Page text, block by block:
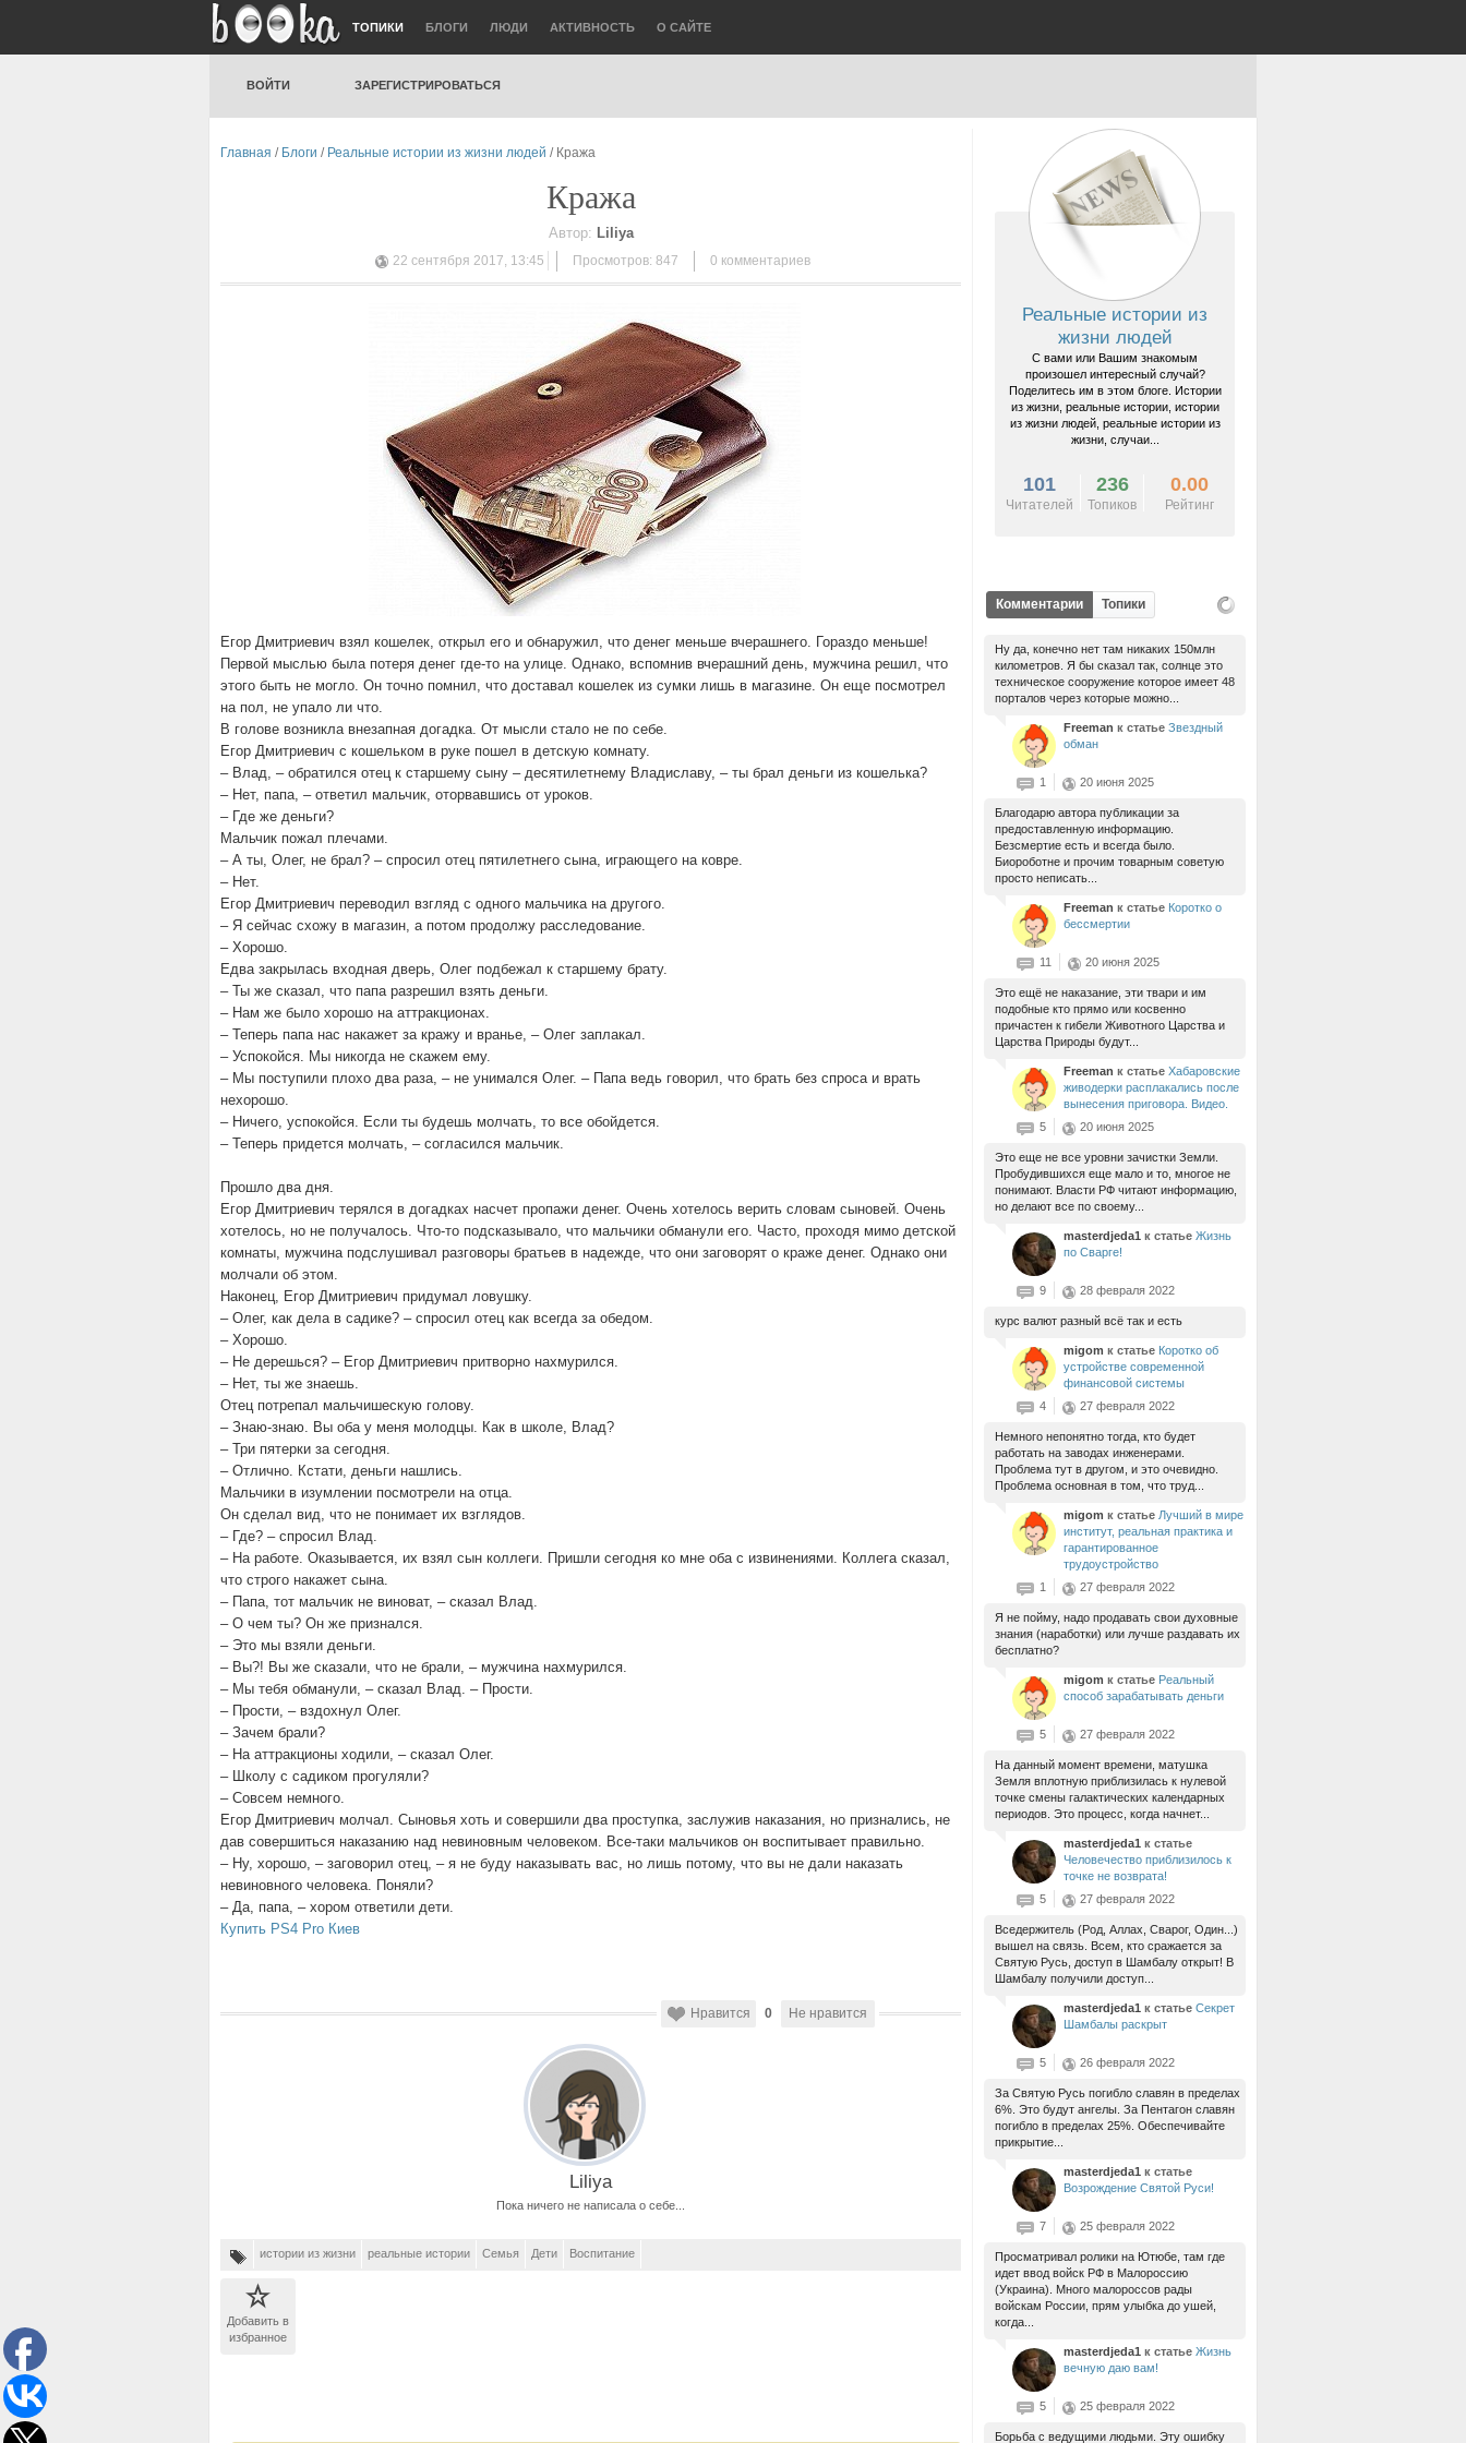
ТОПИКИ БЛОГИ ЛЮДИ АКТИВНОСТЬ О САЙТЕ
ВОЙТИ ЗАРЕГИСТРИРОВАТЬСЯ
Главная / Блоги / Реальные истории из жизни людей / Кража
Кража
Автор: Liliya
22 сентября 2017, 13:45 Просмотров: 847 0 комментариев
Егор Дмитриевич взял кошелек, открыл его и обнаружил, что денег меньше вчерашнего. Гораздо меньше!
Первой мыслью была потеря денег где-то на улице. Однако, вспомнив вчерашний день, мужчина решил, что
этого быть не могло. Он точно помнил, что доставал кошелек из сумки лишь в магазине. Он еще посмотрел
на пол, не упало ли что.
В голове возникла внезапная догадка. От мысли стало не по себе.
Егор Дмитриевич с кошельком в руке пошел в детскую комнату.
– Влад, – обратился отец к старшему сыну – десятилетнему Владиславу, – ты брал деньги из кошелька?
– Нет, папа, – ответил мальчик, оторвавшись от уроков.
– Где же деньги?
Мальчик пожал плечами.
– А ты, Олег, не брал? – спросил отец пятилетнего сына, играющего на ковре.
– Нет.
Егор Дмитриевич переводил взгляд с одного мальчика на другого.
– Я сейчас схожу в магазин, а потом продолжу расследование.
– Хорошо.
Едва закрылась входная дверь, Олег подбежал к старшему брату.
– Ты же сказал, что папа разрешил взять деньги.
– Нам же было хорошо на аттракционах.
– Теперь папа нас накажет за кражу и вранье, – Олег заплакал.
– Успокойся. Мы никогда не скажем ему.
– Мы поступили плохо два раза, – не унимался Олег. – Папа ведь говорил, что брать без спроса и врать
нехорошо.
– Ничего, успокойся. Если ты будешь молчать, то все обойдется.
– Теперь придется молчать, – согласился мальчик.
Прошло два дня.
Егор Дмитриевич терялся в догадках насчет пропажи денег. Очень хотелось верить словам сыновей. Очень
хотелось, но не получалось. Что-то подсказывало, что мальчики обманули его. Часто, проходя мимо детской
комнаты, мужчина подслушивал разговоры братьев в надежде, что они заговорят о краже денег. Однако они
молчали об этом.
Наконец, Егор Дмитриевич придумал ловушку.
– Олег, как дела в садике? – спросил отец как всегда за обедом.
– Хорошо.
– Не дерешься? – Егор Дмитриевич притворно нахмурился.
– Нет, ты же знаешь.
Отец потрепал мальчишескую голову.
– Знаю-знаю. Вы оба у меня молодцы. Как в школе, Влад?
– Три пятерки за сегодня.
– Отлично. Кстати, деньги нашлись.
Мальчики в изумлении посмотрели на отца.
Он сделал вид, что не понимает их взглядов.
– Где? – спросил Влад.
– На работе. Оказывается, их взял сын коллеги. Пришли сегодня ко мне оба с извинениями. Коллега сказал,
что строго накажет сына.
– Папа, тот мальчик не виноват, – сказал Влад.
– О чем ты? Он же признался.
– Это мы взяли деньги.
– Вы?! Вы же сказали, что не брали, – мужчина нахмурился.
– Мы тебя обманули, – сказал Влад. – Прости.
– Прости, – вздохнул Олег.
– Зачем брали?
– На аттракционы ходили, – сказал Олег.
– Школу с садиком прогуляли?
– Совсем немного.
Егор Дмитриевич молчал. Сыновья хоть и совершили два проступка, заслужив наказания, но признались, не
дав совершиться наказанию над невиновным человеком. Все-таки мальчиков он воспитывает правильно.
– Ну, хорошо, – заговорил отец, – я не буду наказывать вас, но лишь потому, что вы не дали наказать
невиновного человека. Поняли?
– Да, папа, – хором ответили дети.
Купить PS4 Pro Киев
Нравится 0 Не нравится
Liliya
Пока ничего не написала о себе...
истории из жизни реальные истории Семья Дети Воспитание
Добавить в
избранное
Реальные истории из
жизни людей
С вами или Вашим знакомым
произошел интересный случай?
Поделитесь им в этом блоге. Истории
из жизни, реальные истории, истории
из жизни людей, реальные истории из
жизни, случаи...
101
Читателей
236
Топиков
0.00
Рейтинг
Комментарии Топики
Ну да, конечно нет там никаких 150млн
километров. Я бы сказал так, солнце это
техническое сооружение которое имеет 48
порталов через которые можно...
Freeman к статье Звездный
обман
1 20 июня 2025
Благодарю автора публикации за
предоставленную информацию.
Безсмертие есть и всегда было.
Биороботне и прочим товарным советую
просто неписать...
Freeman к статье Коротко о
бессмертии
11 20 июня 2025
Это ещё не наказание, эти твари и им
подобные кто прямо или косвенно
причастен к гибели Животного Царства и
Царства Природы будут...
Freeman к статье Хабаровские
живодерки расплакались после
вынесения приговора. Видео.
5
20 июня 2025
Это еще не все уровни зачистки Земли.
Пробудившихся еще мало и то, многое не
понимают. Власти РФ читают информацию,
но делают все по своему...
masterdjeda1 к статье Жизнь
по Сварге!
9 28 февраля 2022
курс валют разный всё так и есть
migom к статье Коротко об
устройстве современной
финансовой системы
4
27 февраля 2022
Немного непонятно тогда, кто будет
работать на заводах инженерами.
Проблема тут в другом, и это очевидно.
Проблема основная в том, что труд...
migom к статье Лучший в мире
институт, реальная практика и
гарантированное
трудоустройство
1
27 февраля 2022
Я не пойму, надо продавать свои духовные
знания (наработки) или лучше раздавать их
бесплатно?
migom к статье Реальный
способ зарабатывать деньги
5 27 февраля 2022
На данный момент времени, матушка
Земля вплотную приблизилась к нулевой
точке смены галактических календарных
периодов. Это процесс, когда начнет...
masterdjeda1 к статье
Человечество приблизилось к
точке не возврата!
5
27 февраля 2022
Вседержитель (Род, Аллах, Сварог, Один...)
вышел на связь. Всем, кто сражается за
Святую Русь, доступ в Шамбалу открыт! В
Шамбалу получили доступ...
masterdjeda1 к статье Секрет
Шамбалы раскрыт
5 26 февраля 2022
За Святую Русь погибло славян в пределах
6%. Это будут ангелы. За Пентагон славян
погибло в пределах 25%. Обеспечивайте
прикрытие...
masterdjeda1 к статье
Возрождение Святой Руси!
7 25 февраля 2022
Просматривал ролики на Ютюбе, там где
идет ввод войск РФ в Малороссию
(Украина). Много малороссов рады
войскам России, прям улыбка до ушей,
когда...
masterdjeda1 к статье Жизнь
вечную даю вам!
5 25 февраля 2022
Борьба с ведущими людьми. Эту ошибку